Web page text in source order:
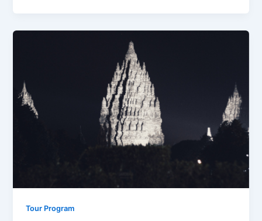
Tour Program